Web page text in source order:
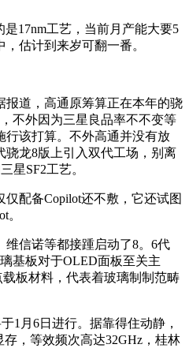
17nm工艺，当前月产能大要5
估计到来岁可翻一番。
道，高通原筹算正在本年的骁
不外因为三星良品率不不变等
行该打算。不外高通并没有放
龙8版上引入双代工场，别离
星SF2工艺。
配备Copilot还不敷，它还试图
。
信诺等都接踵启动了8。6代
基板对于OLED面板至关主
板材料，代表着玻璃制制范畴
月6日进行。据靠得住动静，
存，等效频次高达32GHz，桂林